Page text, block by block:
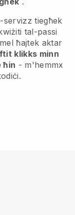
servizz tiegħek
tal-passi
ħajtek aktar
klikks minn
ħin - m'hemmx